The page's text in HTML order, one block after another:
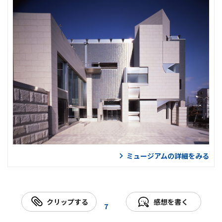
ミュージアムの詳細をみる
クリップする 7 感想を書く